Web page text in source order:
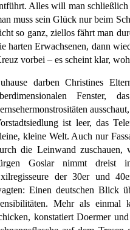
Alles will man
muss sein Glück nur beim
so ganz, ziellos fährt man
harten Erwachsenen, dann
vorbei – es scheint klar,
darben Christines
Fenster,
ist leer, das
kleine Welt. Auch nur
die Leinwand
Goslar nimmt dreist
der 30er und
Einen deutschen Blick
Mehr als
konstatiert Doermer